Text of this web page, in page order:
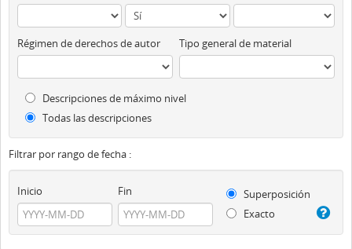
Régimen de derechos de autor Tipo general de material
Descripciones de máximo nivel
Todas las descripciones
Filtrar por rango de fecha :
Inicio Fin
Superposición
Exacto